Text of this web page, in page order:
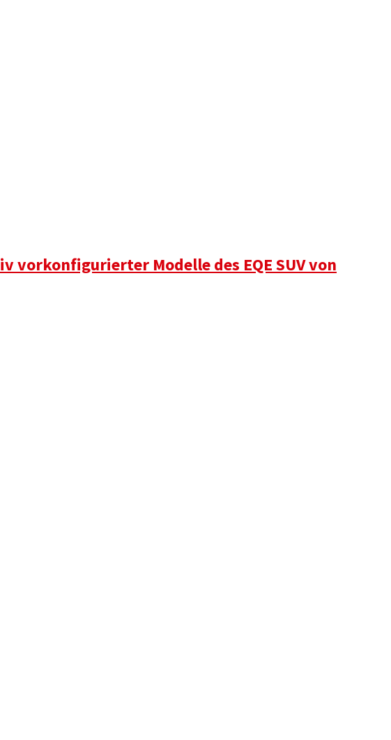
vorkonfigurierter Modelle des EQE SUV von